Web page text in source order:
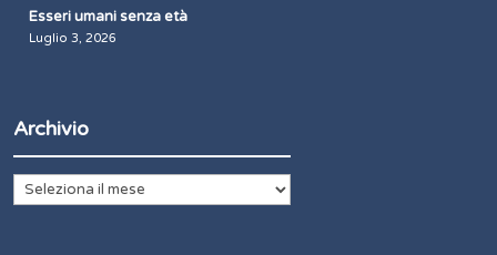
Esseri umani senza età
Luglio 3, 2026
Archivio